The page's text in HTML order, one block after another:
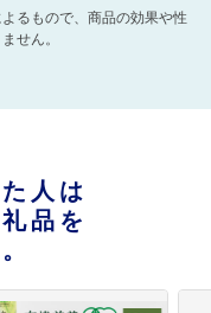
るもので、商品の効果や性
せん。
人は
品を